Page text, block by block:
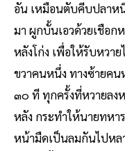
อัน เหมือนตับคีบปลาห
มา ผูกบั้นเอวด้วยเชือก
หลังโก่ง เพื่อให้รับหวา
ขวาคนหนึ่ง ทางซ้ายค
๓๐ ที ทุกครั้งที่หวายลง
หลัง กระทำให้นายทห
หน้ามืดเป็นลมกันไปห